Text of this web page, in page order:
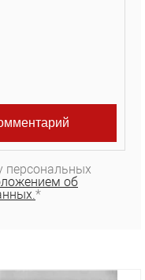
персональных
об
*